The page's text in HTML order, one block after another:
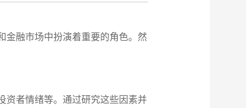
金融市场中扮演着重要的角色。然
资者情绪等。通过研究这些因素并